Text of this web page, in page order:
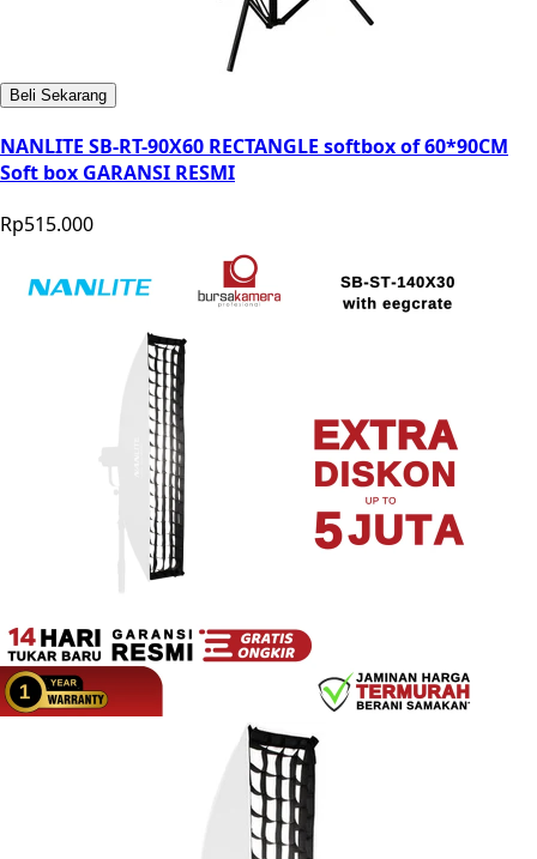
Beli Sekarang
NANLITE SB-RT-90X60 RECTANGLE softbox of 60*90CM
Soft box GARANSI RESMI
Rp515.000